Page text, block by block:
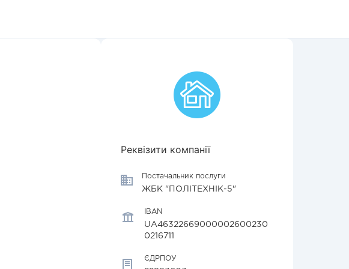
Реквізити компанії
Постачальник послуги
ЖБК "ПОЛІТЕХНІК-5"
IBAN
UA46322669000002600230
0216711
ЄДРПОУ